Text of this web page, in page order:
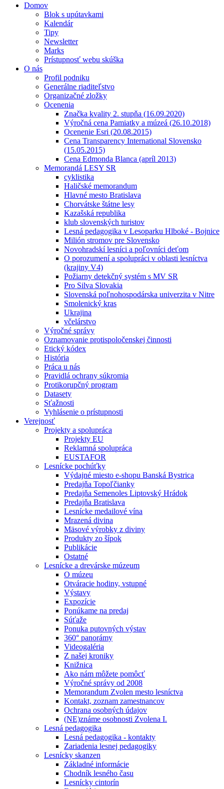
Domov
Blok s upútavkami
Kalendár
Tipy
Newsletter
Marks
Prístupnosť webu skúška
O nás
Profil podniku
Generálne riaditeľstvo
Organizačné zložky
Ocenenia
Značka kvality 2. stupňa (16.09.2020)
Výročná cena Pamiatky a múzeá (26.10.2018)
Ocenenie Esri (20.08.2015)
Cena Transparency International Slovensko
(15.05.2015)
Cena Edmonda Blanca (apríl 2013)
Memorandá LESY SR
cyklistika
Haličské memorandum
Hlavné mesto Bratislava
Chorvátske štátne lesy
Kazašská republika
klub slovenských turistov
Lesná pedagogika v Lesoparku Hlboké - Bojnice
Milión stromov pre Slovensko
Novohradskí lesníci a poľovníci deťom
O porozumení a spolupráci v oblasti lesníctva
(krajiny V4)
Požiarny detekčný systém s MV SR
Pro Silva Slovakia
Slovenská poľnohospodárska univerzita v Nitre
Smolenický kras
Ukrajina
včelárstvo
Výročné správy
Oznamovanie protispoločenskej činnosti
Etický kódex
História
Práca u nás
Pravidlá ochrany súkromia
Protikorupčný program
Datasety
Sťažnosti
Vyhlásenie o prístupnosti
Verejnosť
Projekty a spolupráca
Projekty EU
Reklamná spolupráca
EUSTAFOR
Lesnícke pochúťky
Výdajné miesto e-shopu Banská Bystrica
Predajňa Topoľčianky
Predajňa Semenoles Liptovský Hrádok
Predajňa Bratislava
Lesnícke medailové vína
Mrazená divina
Mäsové výrobky z diviny
Produkty zo šípok
Publikácie
Ostatné
Lesnícke a drevárske múzeum
O múzeu
Otváracie hodiny, vstupné
Výstavy
Expozície
Ponúkame na predaj
Súťaže
Ponuka putovných výstav
360° panorámy
Videogaléria
Z našej kroniky
Knižnica
Ako nám môžete pomôcť
Výročné správy od 2008
Memorandum Zvolen mesto lesníctva
Kontakt, zoznam zamestnancov
Ochrana osobných údajov
(NE)známe osobnosti Zvolena I.
Lesná pedagogika
Lesná pedagogika - kontakty
Zariadenia lesnej pedagogiky
Lesnícky skanzen
Základné informácie
Chodník lesného času
Lesnícky cintorín